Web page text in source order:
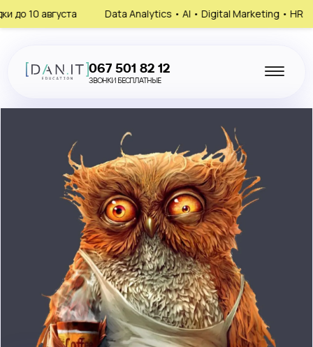
Data Analytics • AI • Digital Marketing • HR
067 501 82 12
ЗВОНКИ БЕСПЛАТНЫЕ